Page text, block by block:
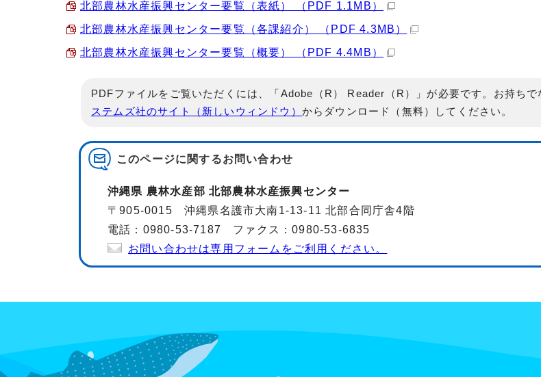
北部農林水産振興センター要覧（表紙） （PDF 1.1MB）
北部農林水産振興センター要覧（各課紹介） （PDF 4.3MB）
北部農林水産振興センター要覧（概要） （PDF 4.4MB）
PDFファイルをご覧いただくには、「Adobe（R） Reader（R）」が必要です。お持ちで
ステムズ社のサイト（新しいウィンドウ） からダウンロード（無料）してください。
このページに関するお問い合わせ
沖縄県 農林水産部 北部農林水産振興センター
〒905-0015 沖縄県名護市大南1-13-11 北部合同庁舎4階
電話：0980-53-7187 ファクス：0980-53-6835
お問い合わせは専用フォームをご利用ください。